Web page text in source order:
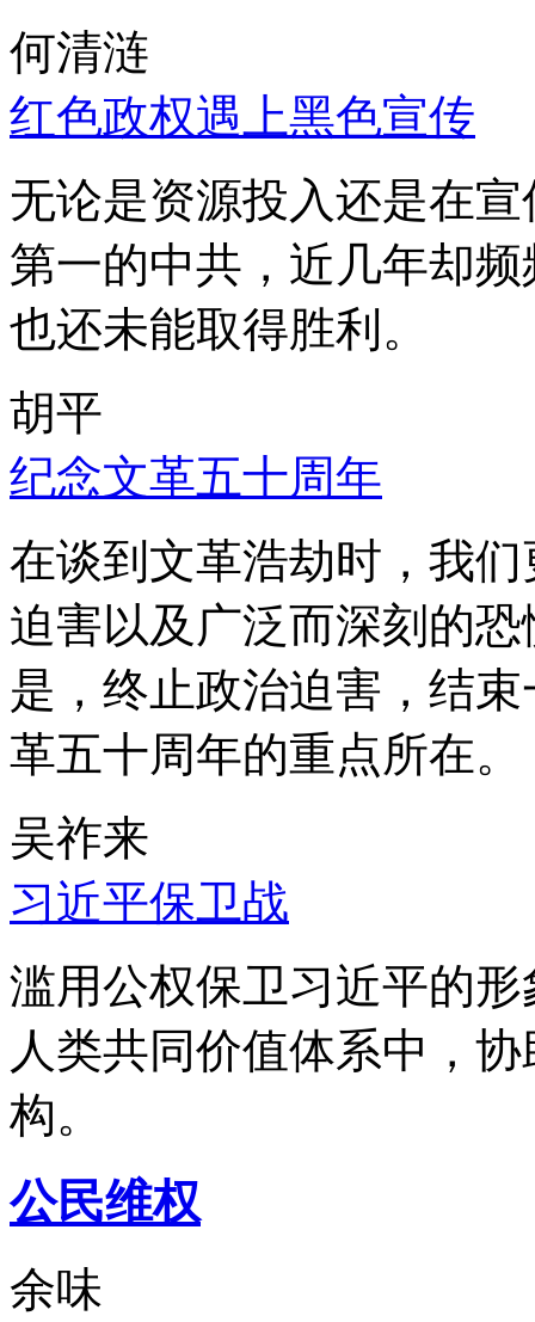
何清涟
红色政权遇上黑色宣传
无论是资源投入还是在
第一的中共，近几年却
也还未能取得胜利。
胡平
纪念文革五十周年
在谈到文革浩劫时，我
迫害以及广泛而深刻的
是，终止政治迫害，结
革五十周年的重点所在。
吴祚来
习近平保卫战
滥用公权保卫习近平的
人类共同价值体系中，
构。
公民维权
余味